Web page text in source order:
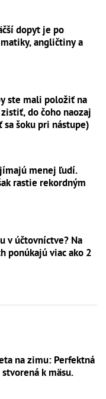
dopyt je po
angličtiny a
ste mali položiť na
do čoho naozaj
šoku pri nástupe)
menej ľudí.
rastie rekordným
v účtovníctve? Na
ponúkajú viac ako 2
na zimu: Perfektná
k mäsu.